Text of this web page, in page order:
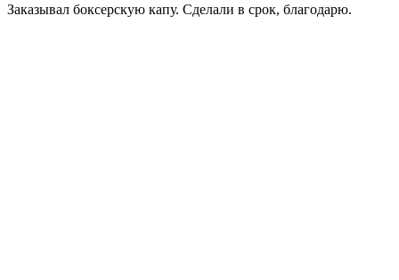
Заказывал боксерскую капу. Сделали в срок, благодарю.